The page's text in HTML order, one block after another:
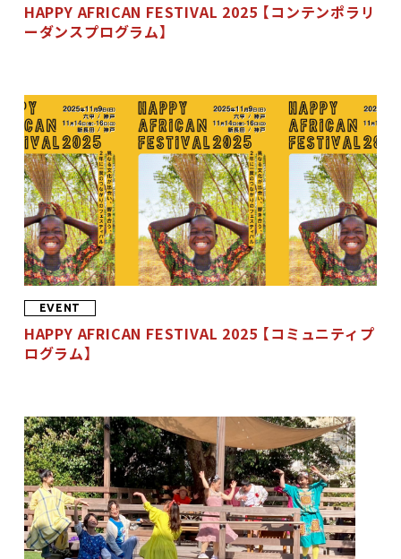
HAPPY AFRICAN FESTIVAL 2025 【コンテンポラリ
ーダンスプログラム】
EVENT
HAPPY AFRICAN FESTIVAL 2025 【コミュニティプ
ログラム】